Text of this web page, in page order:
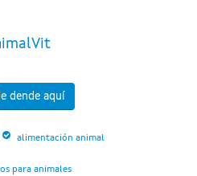
dende aquí
alimentación animal
para animales